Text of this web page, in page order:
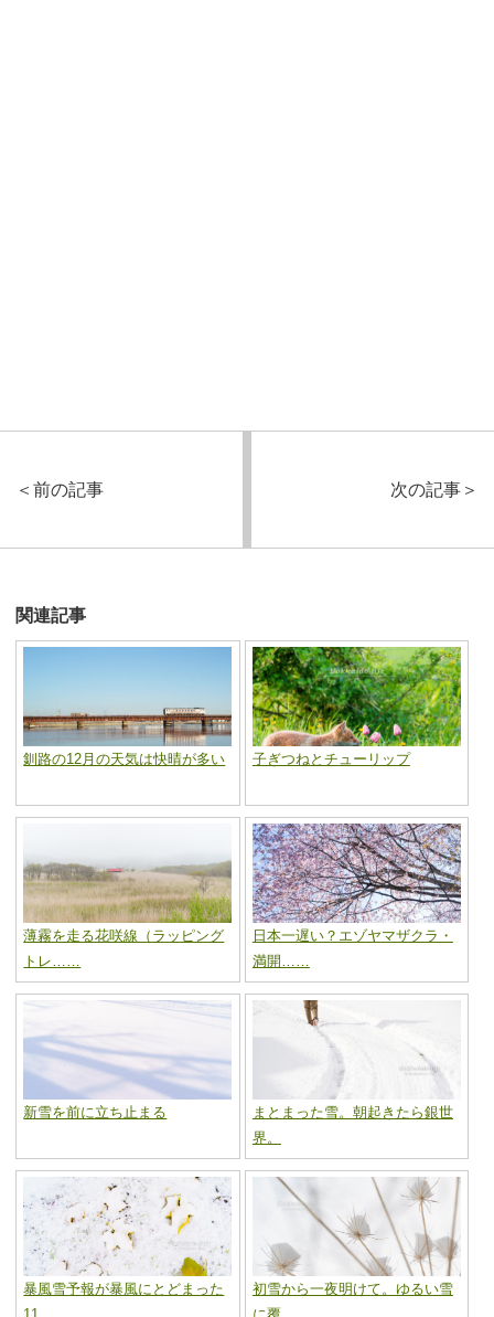
＜ 前の記事 次の記事 ＞
関連記事
釧路の12月の天気は快晴が多い 子ぎつねとチューリップ
薄霧を走る花咲線（ラッピング
トレ……
日本一遅い？エゾヤマザクラ・
満開……
新雪を前に立ち止まる
まとまった雪。朝起きたら銀世
界。
暴風雪予報が暴風にとどまった
初雪から一夜明けて。ゆるい雪